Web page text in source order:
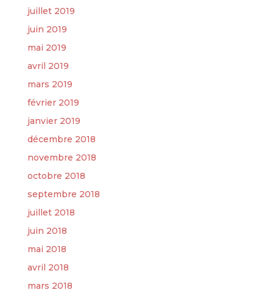
juillet 2019
juin 2019
mai 2019
avril 2019
mars 2019
février 2019
janvier 2019
décembre 2018
novembre 2018
octobre 2018
septembre 2018
juillet 2018
juin 2018
mai 2018
avril 2018
mars 2018